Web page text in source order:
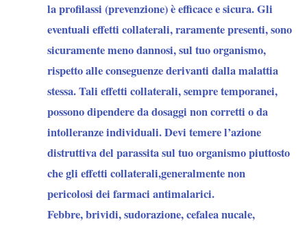
la profilassi (prevenzione) è efficace e sicura. Gli
eventuali effetti collaterali, raramente presenti, sono
sicuramente meno dannosi, sul tuo organismo,
rispetto alle conseguenze derivanti dalla malattia
stessa. Tali effetti collaterali, sempre temporanei,
possono dipendere da dosaggi non corretti o da
intolleranze individuali. Devi temere l’azione
distruttiva del parassita sul tuo organismo piuttosto
che gli effetti collaterali,generalmente non
pericolosi dei farmaci antimalarici.
Febbre, brividi, sudorazione, cefalea nucale,